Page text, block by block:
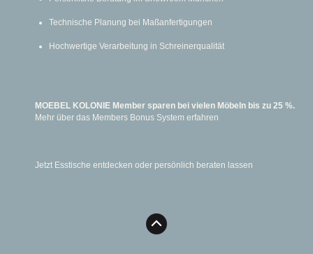
Technische Planung bei Maßanfertigungen
Hochwertige Verarbeitung in Schreinerqualität
MOEBEL KOLONIE Member sparen bei vielen Möbeln bis zu 25 %.
Mehr über das Members Bonus System erfahren
Jetzt Esstische entdecken oder persönlich beraten lassen